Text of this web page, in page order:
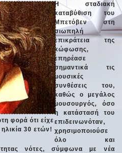
φορά ότι είχε
30 ετών!
Η σταδιακή
καταβύθιση του
Μπετόβεν στη
σιωπηλή
επικράτεια της
κώφωσης,
επηρέασε
σημαντικά τις
μουσικές
συνθέσεις του,
καθώς ο μεγάλος
μουσουργός, όσο
η κατάστασή του
επιδεινωνόταν,
χρησιμοποιούσε
όλο και
νότες, σύμφωνα με νέα